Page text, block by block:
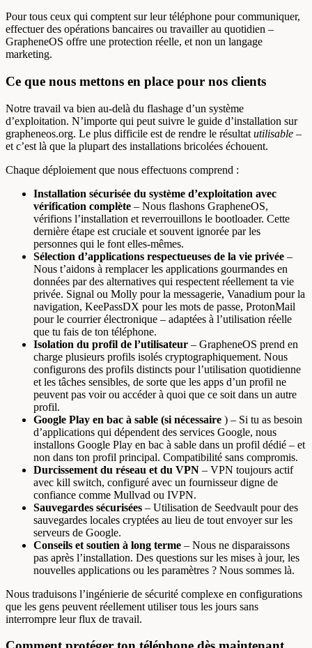
Pour tous ceux qui comptent sur leur téléphone pour communiquer,
effectuer des opérations bancaires ou travailler au quotidien –
GrapheneOS offre une protection réelle, et non un langage
marketing.
Ce que nous mettons en place pour nos clients
Notre travail va bien au-delà du flashage d’un système
d’exploitation. N’importe qui peut suivre le guide d’installation sur
grapheneos.org. Le plus difficile est de rendre le résultat utilisable –
et c’est là que la plupart des installations bricolées échouent.
Chaque déploiement que nous effectuons comprend :
Installation sécurisée du système d’exploitation avec
vérification complète – Nous flashons GrapheneOS,
vérifions l’installation et reverrouillons le bootloader. Cette
dernière étape est cruciale et souvent ignorée par les
personnes qui le font elles-mêmes.
Sélection d’applications respectueuses de la vie privée –
Nous t’aidons à remplacer les applications gourmandes en
données par des alternatives qui respectent réellement ta vie
privée. Signal ou Molly pour la messagerie, Vanadium pour la
navigation, KeePassDX pour les mots de passe, ProtonMail
pour le courrier électronique – adaptées à l’utilisation réelle
que tu fais de ton téléphone.
Isolation du profil de l’utilisateur – GrapheneOS prend en
charge plusieurs profils isolés cryptographiquement. Nous
configurons des profils distincts pour l’utilisation quotidienne
et les tâches sensibles, de sorte que les apps d’un profil ne
peuvent pas voir ou accéder à quoi que ce soit dans un autre
profil.
Google Play en bac à sable (si nécessaire ) – Si tu as besoin
d’applications qui dépendent des services Google, nous
installons Google Play en bac à sable dans un profil dédié – et
non dans ton profil principal. Compatibilité sans compromis.
Durcissement du réseau et du VPN – VPN toujours actif
avec kill switch, configuré avec un fournisseur digne de
confiance comme Mullvad ou IVPN.
Sauvegardes sécurisées – Utilisation de Seedvault pour des
sauvegardes locales cryptées au lieu de tout envoyer sur les
serveurs de Google.
Conseils et soutien à long terme – Nous ne disparaissons
pas après l’installation. Des questions sur les mises à jour, les
nouvelles applications ou les paramètres ? Nous sommes là.
Nous traduisons l’ingénierie de sécurité complexe en configurations
que les gens peuvent réellement utiliser tous les jours sans
interrompre leur flux de travail.